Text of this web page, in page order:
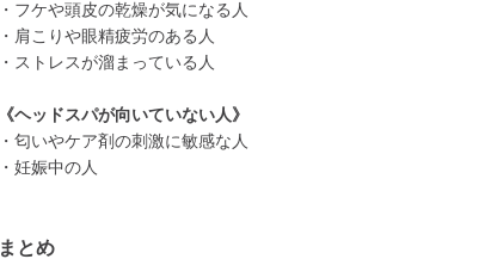
・フケや頭皮の乾燥が気になる人
・肩こりや眼精疲労のある人
・ストレスが溜まっている人
《ヘッドスパが向いていない人》
・匂いやケア剤の刺激に敏感な人
・妊娠中の人
まとめ